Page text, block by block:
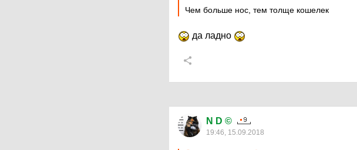
Чем больше нос, тем толще кошелек
да ладно
N D ©
19:46, 15.09.2018